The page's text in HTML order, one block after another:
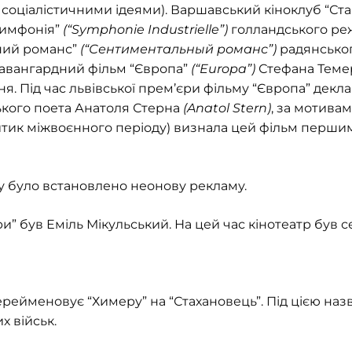
ідеями). Варшавський кіноклуб
(“Symphonie Industrielle”) голландського
романс” (“Сентиментальный романс”)
фільм “Європа” (“Europa”) Стефана
Під час львівської прем’єри фільму “Європа”
поета Анатоля Стерна (Anatol Stern), за
міжвоєнного періоду) визнала цей фільм
було встановлено неонову рекламу.
був Еміль Мікульський. На цей час кінотеатр був
“Химеру” на “Стахановець”. Під цією
військ.